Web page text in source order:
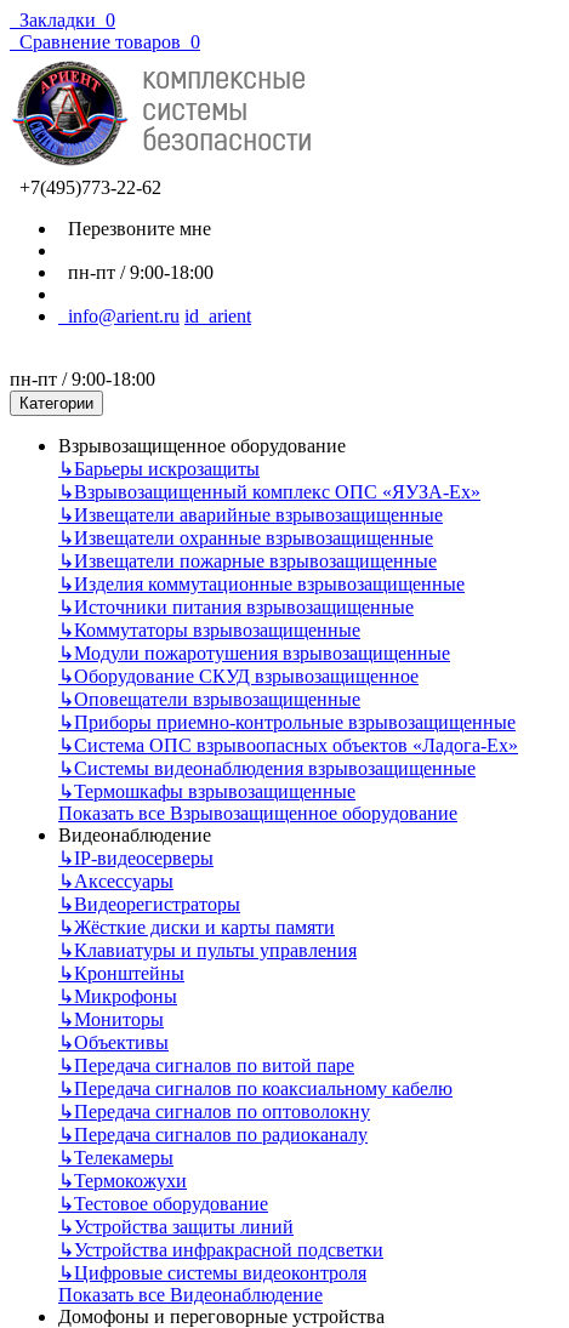
Закладки 0
Сравнение товаров 0
+7(495)773-22-62
Перезвоните мне
пн-пт / 9:00-18:00
info@arient.ru id_arient
пн-пт / 9:00-18:00
Категории
Взрывозащищенное оборудование
↳Барьеры искрозащиты
↳Взрывозащищенный комплекс ОПС «ЯУЗА-Ех»
↳Извещатели аварийные взрывозащищенные
↳Извещатели охранные взрывозащищенные
↳Извещатели пожарные взрывозащищенные
↳Изделия коммутационные взрывозащищенные
↳Источники питания взрывозащищенные
↳Коммутаторы взрывозащищенные
↳Модули пожаротушения взрывозащищенные
↳Оборудование СКУД взрывозащищенное
↳Оповещатели взрывозащищенные
↳Приборы приемно-контрольные взрывозащищенные
↳Система ОПС взрывоопасных объектов «Ладога-Ex»
↳Системы видеонаблюдения взрывозащищенные
↳Термошкафы взрывозащищенные
Показать все Взрывозащищенное оборудование
Видеонаблюдение
↳IP-видеосерверы
↳Аксессуары
↳Видеорегистраторы
↳Жёсткие диски и карты памяти
↳Клавиатуры и пульты управления
↳Кронштейны
↳Микрофоны
↳Мониторы
↳Объективы
↳Передача сигналов по витой паре
↳Передача сигналов по коаксиальному кабелю
↳Передача сигналов по оптоволокну
↳Передача сигналов по радиоканалу
↳Телекамеры
↳Термокожухи
↳Тестовое оборудование
↳Устройства защиты линий
↳Устройства инфракрасной подсветки
↳Цифровые системы видеоконтроля
Показать все Видеонаблюдение
Домофоны и переговорные устройства